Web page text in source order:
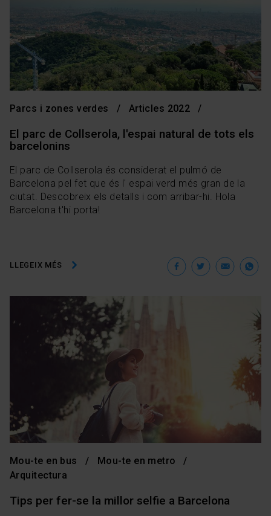
Parcs i zones verdes Articles 2022
El parc de Collserola, l'espai natural de tots els
barcelonins
El parc de Collserola és considerat el pulmó de
Barcelona pel fet que és l' espai verd més gran de la
ciutat. Descobreix els detalls i com arribar-hi. Hola
Barcelona t'hi porta!
LLEGEIX MÉS Facebook
Twitter
Mou-te en bus
Mou-te en metro
Arquitectura
Tips per fer-se la millor selfie a Barcelona